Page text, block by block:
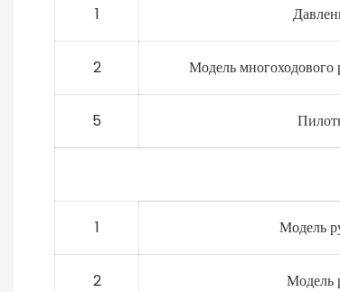
1
2 Модель многоходового
5
1 Модель
2 Модель